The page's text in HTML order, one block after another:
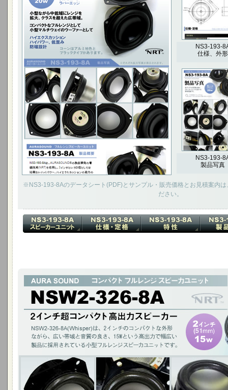
のウーファーとして
ハイエクスカッション ハイパワー、低歪み 防磁設
3インチ(70mm) 20W
NS3-193-
仕様、外形
NS3-193-
製品写真
※NS3-193-8Aのデータシート(PDF)とサンプル・販売価格とお見積案内
ださい。
2インチ超コンパクト 高出力スピーカー
NSW2-326-8A(Whisper)は、2インチのコンパクトな外形ながら、広い帯域
幅広い製品に採用されている小型フルレンジスピーカユニットです。
2インチ(51mm)15W / チタニウムコーン